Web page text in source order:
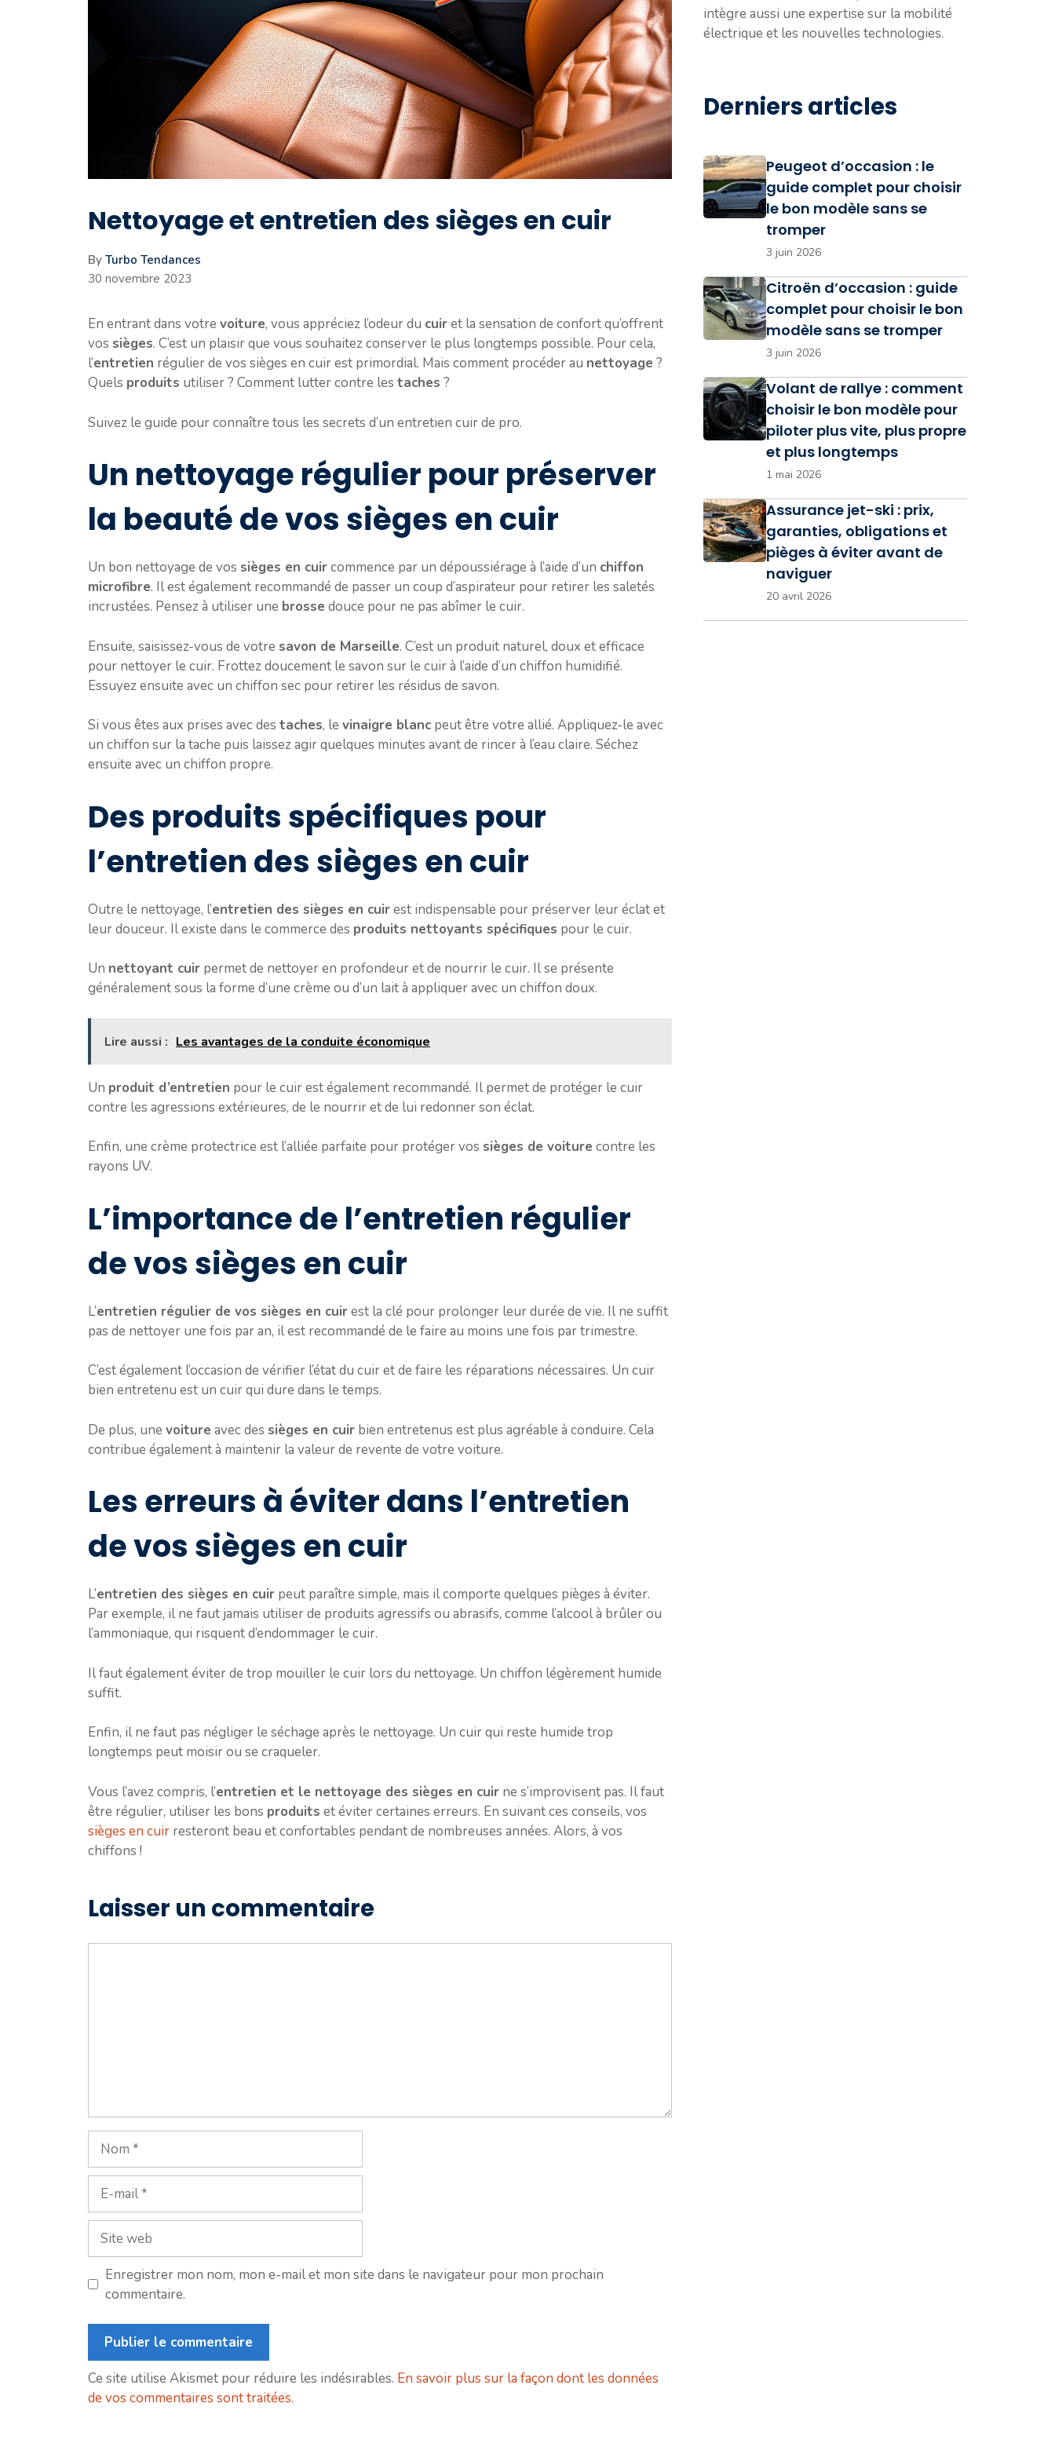
Nettoyage et entretien des sièges en cuir
By Turbo Tendances
30 novembre 2023
En entrant dans votre voiture, vous appréciez l’odeur du cuiret la sensation de confort qu’offrent
vos sièges. C’est un plaisir que vous souhaitez conserver le plus longtemps possible. Pour cela,
l’entretien régulier de vos sièges en cuir est primordial. Mais comment procéder au nettoyage ?
Quels produits utiliser ? Comment lutter contre les taches ?
Suivez le guide pour connaître tous les secrets d’un entretien cuir de pro.
Un nettoyage régulier pour préserver
la beauté de vos sièges en cuir
Un bon nettoyage de vos sièges en cuircommence par un dépoussiérage à l’aide d’un chiffon
microfibre. Il est également recommandé de passer un coup d’aspirateur pour retirer les saletés
incrustées. Pensez à utiliser une brosse douce pour ne pas abîmer le cuir.
Ensuite, saisissez-vous de votre savon de Marseille. C’est un produit naturel, doux et efficace
pour nettoyer le cuir. Frottez doucement le savon sur le cuir à l’aide d’un chiffon humidifié.
Essuyez ensuite avec un chiffon sec pour retirer les résidus de savon.
Si vous êtes aux prises avec des taches, le vinaigre blanc peut être votre allié. Appliquez-le avec
un chiffon sur la tache puis laissez agir quelques minutes avant de rincer à l’eau claire. Séchez
ensuite avec un chiffon propre.
Des produits spécifiques pour
l’entretien des sièges en cuir
Outre le nettoyage, l’entretien des sièges en cuirest indispensable pour préserver leur éclat et
leur douceur. Il existe dans le commerce des produits nettoyants spécifiques pour le cuir.
Un nettoyant cuir permet de nettoyer en profondeur et de nourrir le cuir. Il se présente
généralement sous la forme d’une crème ou d’un lait à appliquer avec un chiffon doux.
Lire aussi : Les avantages de la conduite économique
Un produit d’entretien pour le cuir est également recommandé. Il permet de protéger le cuir
contre les agressions extérieures, de le nourrir et de lui redonner son éclat.
Enfin, une crème protectrice est l’alliée parfaite pour protéger vos sièges de voiture contre les
rayons UV.
L’importance de l’entretien régulier
de vos sièges en cuir
L’entretien régulier de vos sièges en cuirest la clé pour prolonger leur durée de vie. Il ne suffit
pas de nettoyer une fois par an, il est recommandé de le faire au moins une fois par trimestre.
C’est également l’occasion de vérifier l’état du cuir et de faire les réparations nécessaires. Un cuir
bien entretenu est un cuir qui dure dans le temps.
De plus, une voiture avec des sièges en cuir bien entretenus est plus agréable à conduire. Cela
contribue également à maintenir la valeur de revente de votre voiture.
Les erreurs à éviter dans l’entretien
de vos sièges en cuir
L’entretien des sièges en cuir peut paraître simple, mais il comporte quelques pièges à éviter.
Par exemple, il ne faut jamais utiliser de produits agressifs ou abrasifs, comme l’alcool à brûler ou
l’ammoniaque, qui risquent d’endommager le cuir.
Il faut également éviter de trop mouiller le cuir lors du nettoyage. Un chiffon légèrement humide
suffit.
Enfin, il ne faut pas négliger le séchage après le nettoyage. Un cuir qui reste humide trop
longtemps peut moisir ou se craqueler.
Vous l’avez compris, l’entretien et le nettoyage des sièges en cuir ne s’improvisent pas. Il faut
être régulier, utiliser les bons produits et éviter certaines erreurs. En suivant ces conseils, vos
sièges en cuir resteront beau et confortables pendant de nombreuses années. Alors, à vos
chiffons !
Laisser un commentaire
Nom
mail
Site
web
Enregistrer mon nom, mon e-mail et mon site dans le navigateur pour mon prochain
commentaire.
Ce site utilise Akismet pour réduire les indésirables. En savoir plus sur la façon dont les données
de vos commentaires sont traitées.
intègre aussi une expertise sur la mobilité
électrique et les nouvelles technologies.
Derniers articles
Peugeot d’occasion : le
guide complet pour choisir
le bon modèle sans se
tromper
3 juin 2026
Citroën d’occasion : guide
complet pour choisir le bon
modèle sans se tromper
3 juin 2026
Volant de rallye : comment
choisir le bon modèle pour
piloter plus vite, plus propre
et plus longtemps
1 mai 2026
Assurance jet-ski : prix,
garanties, obligations et
pièges à éviter avant de
naviguer
20 avril 2026